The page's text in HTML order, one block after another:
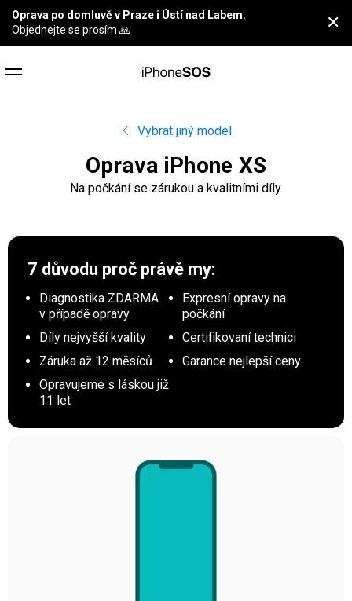
Oprava po domluvě v Praze i Ústí nad Labem.
Objednejte se prosím 🙏
✕
Vybrat jiný model
Oprava iPhone XS
Na počkání se zárukou a kvalitními díly.
7 důvodu proč právě my:
Diagnostika ZDARMA
v případě opravy
Expresní opravy na
počkání
Díly nejvyšší kvality
Certifikovaní technici
Záruka až 12 měsíců
Garance nejlepší ceny
Opravujeme s láskou již
11 let